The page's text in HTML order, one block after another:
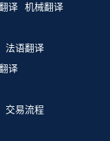
译 机械翻译
法语翻译
译
交易流程